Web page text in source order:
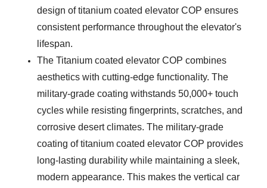
design oftitanium coated elevator COP ensures
consistent performance throughout the elevator's
lifespan.
The Titanium coated elevator COP combines
aesthetics with cutting-edge functionality. The
military-grade coating withstands 50,000+ touch
cycles while resisting fingerprints, scratches, and
corrosive desert climates. The military-grade
coating of titanium coated elevator COP provides
long-lasting durability while maintaining a sleek,
modern appearance. This makes the vertical car